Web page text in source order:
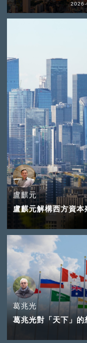
盧麒元
盧麒元解構西方資
葛兆光
葛兆光對「天下」